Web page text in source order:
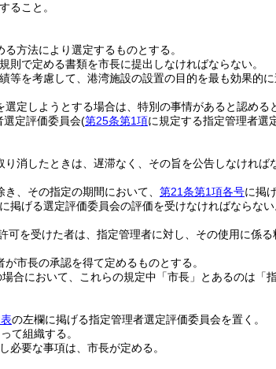
ること。
る方法により選定するものとする。
で定める書類を市長に提出しなければならない。
等を考慮して、港湾施設の設置の目的を最も効果的
定しようとする場合は、特別の事情があると認める
選定評価委員会(第25条第1項に規定する指定管理者選
消したときは、遅滞なく、その旨を公告しなければ
、その指定の期間において、 第21条第1項各号に掲
掲げる選定評価委員会の評価を受けなければならない
可を受けた者は、指定管理者に対し、その使用に係る
市長の承認を得て定めるものとする。
場合において、これらの規定中「市長」とあるのは「
の左欄に掲げる指定管理者選定評価委員会を置く。
て組織する。
必要な事項は、市長が定める。